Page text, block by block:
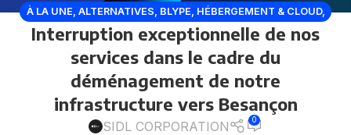
À LA UNE, ALTERNATIVES, BLYPE, HÉBERGEMENT & CLOUD,
HÉBERGEURS WEB,HOST BY SIDL CORPORATION,RÉSEAUX
SOCIAUX
Interruption exceptionnelle de nos
services dans le cadre du
déménagement de notre
infrastructure vers Besançon
SIDL CORPORATION 0